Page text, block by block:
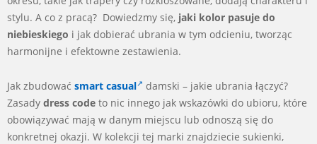
stylu. A co z pracą? Dowiedzmy się, jaki kolor pasuje do
niebieskiego i jak dobierać ubrania w tym odcieniu, tworząc
harmonijne i efektowne zestawienia.
Jak zbudować smart casual
damski – jakie ubrania łączyć?
Zasady dress code to nic innego jak wskazówki do ubioru, które
obowiązywać mają w danym miejscu lub odnoszą się do
konkretnej okazji. W kolekcji tej marki znajdziecie sukienki,